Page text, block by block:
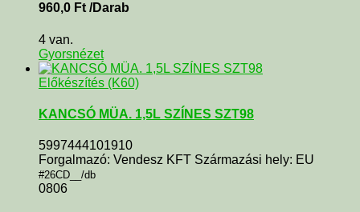
960,0 Ft /Darab
4 van.
Gyorsnézet
Előkészítés (K60)
KANCSÓ MÜA. 1,5L SZÍNES SZT98
5997444101910
Forgalmazó: Vendesz KFT Származási hely: EU
#26CD__/db
0806